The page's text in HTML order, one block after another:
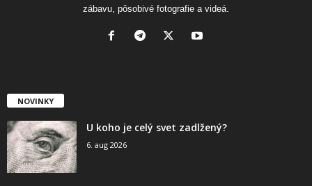
zábavu, pôsobivé fotografie a videá.
NOVINKY
U koho je celý svet zadlžený?
6. aug 2026